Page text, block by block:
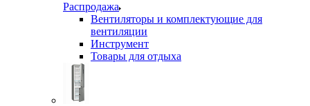
Распродажа
Вентиляторы и комплектующие для
вентиляции
Инструмент
Товары для отдыха